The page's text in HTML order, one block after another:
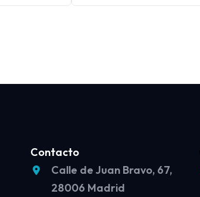
Contacto
Calle de Juan Bravo, 67,
28006 Madrid